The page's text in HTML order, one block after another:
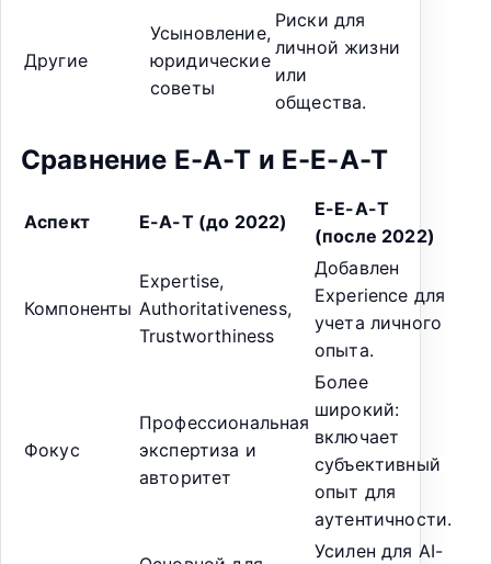
Другие
Усыновление,
юридические
советы
Риски для
личной жизни
или
общества.
Сравнение E-A-T и E-E-A-T
Аспект E-A-T (до 2022)
E-E-A-T
(после 2022)
Компоненты
Expertise,
Authoritativeness,
Trustworthiness
Добавлен
Experience для
учета личного
опыта.
Фокус
Профессиональная
экспертиза и
авторитет
Более
широкий:
включает
субъективный
опыт для
аутентичности.
Усилен для AI-